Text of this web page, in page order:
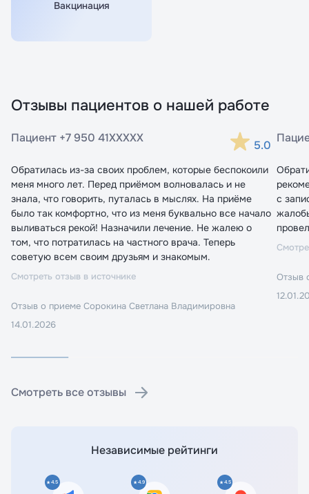
Вакцинация
Отзывы пациентов о нашей работе
Пациент +7 950 41XXXXX
5.0
Обратилась из-за своих проблем, которые беспокоили
меня много лет. Перед приёмом волновалась и не
знала, что говорить, путалась в мыслях. На приёме
было так комфортно, что из меня буквально все начало
выливаться рекой! Назначили лечение. Не жалею о
том, что потратилась на частного врача. Теперь
советую всем своим друзьям и знакомым.
Смотреть отзыв в источнике
Отзыв о приеме Сорокина Светлана Владимировна
14.01.2026
с
Отзыв
Смотреть все отзывы
Независимые рейтинги
4.5 4.9 4.5
Принимаю условия
Принимаю условия